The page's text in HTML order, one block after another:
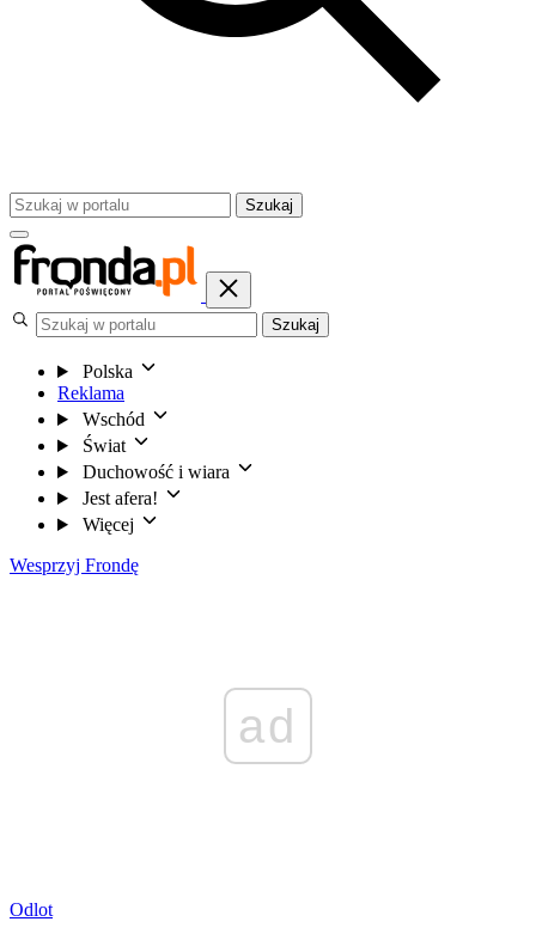
Szukaj
Szukaj
Polska
Reklama
Wschód
Świat
Duchowość i wiara
Jest afera!
Więcej
Wesprzyj Frondę
ad
Odlot